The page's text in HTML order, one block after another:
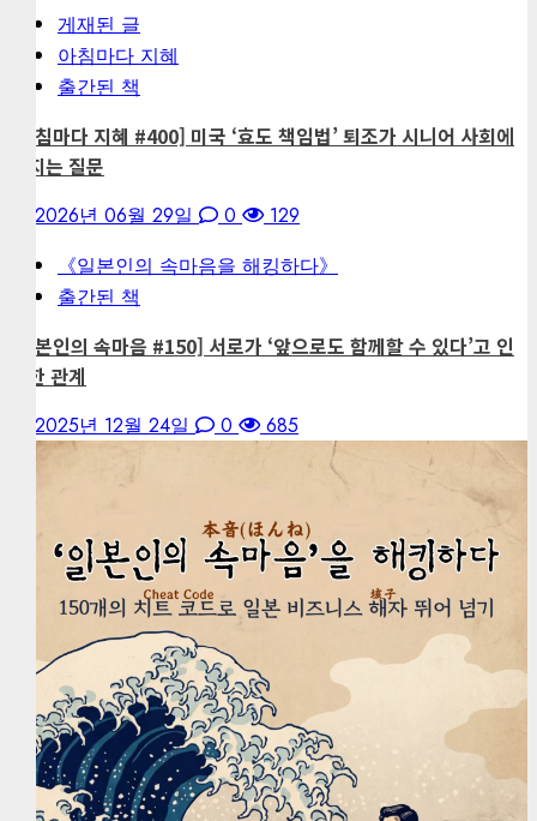
게재된 글
아침마다 지혜
출간된 책
[아침마다 지혜 #400] 미국 ‘효도 책임법’ 퇴조가 시니어 사회에
던지는 질문
2026년 06월 29일 0
129
《일본인의 속마음을 해킹하다》
출간된 책
[일본인의 속마음 #150] 서로가 ‘앞으로도 함께할 수 있다’고 인
정한 관계
2025년 12월 24일 0 685